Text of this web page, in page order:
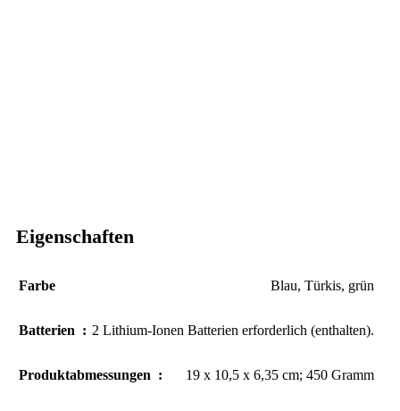
Eigenschaften
Farbe Blau, Türkis, grün
Batterien ‏ : ‎ 2 Lithium-Ionen Batterien erforderlich (enthalten).
Produktabmessungen ‏ : ‎ 19 x 10,5 x 6,35 cm; 450 Gramm